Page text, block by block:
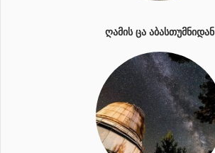
ᲦᲐᲛᲘᲡ ᲪᲐ ᲐᲑᲐᲡᲗᲣᲛᲜᲘᲓᲐᲜ